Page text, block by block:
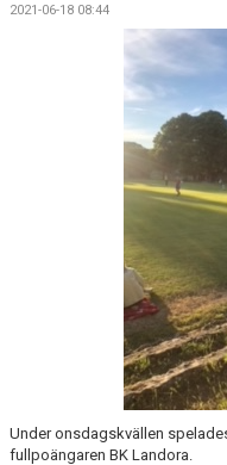
KONTAKT
2021-06-18 08:44
Under onsdagskvällen
fullpoängaren BK Landora.